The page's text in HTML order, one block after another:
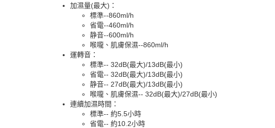
加濕量(最大)：
標準--860ml/h
省電--460ml/h
静音--600ml/h
喉嚨、肌膚保濕--860ml/h
運轉音：
標準-- 32dB(最大)/13dB(最小)
省電-- 32dB(最大)/13dB(最小)
静音-- 27dB(最大)/13dB(最小)
喉嚨、肌膚保濕-- 32dB(最大)/27dB(最小)
連續加濕時間：
標準-- 約5.5小時
省電-- 約10.2小時